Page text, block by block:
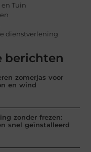
Tuin
dienstverlening
berichten
zomerjas voor
en wind
zonder frezen:
snel geïnstalleerd